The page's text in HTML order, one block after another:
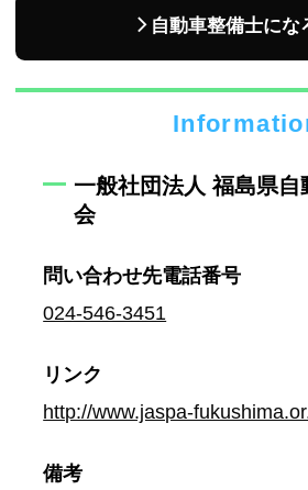
自動車整備士にな
一般社団法人 福島県自
会
問い合わせ先電話番号
024-546-3451
リンク
http://www.jaspa-
備考